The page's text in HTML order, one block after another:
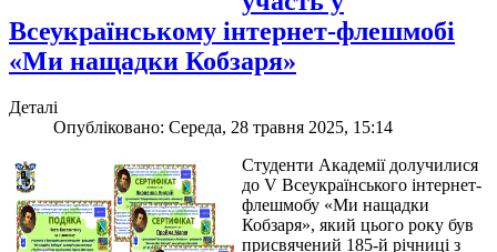
Всеукраїнському інтернет-флешмобі
«Ми нащадки Кобзаря»
Деталі
Опубліковано: Середа, 28 травня 2025, 15:14
Студенти Академії долучилися
до V Всеукраїнського інтернет-
флешмобу «Ми нащадки
Кобзаря», який цього року був
присвячений 185-й річниці з